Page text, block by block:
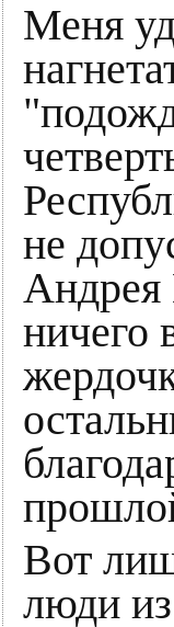
Меня
не
Андрея
ничего
Вот
люди